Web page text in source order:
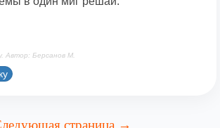
Автор: Берсанов М.
страница →